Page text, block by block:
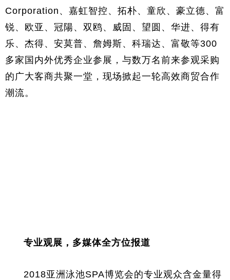
Corporation、嘉虹智控、拓朴、童欣、豪立德、富
锐、欧亚、冠陽、双鸥、威固、望圆、华进、得有
乐、杰得、安莫普、詹姆斯、科瑞达、富敬等300
多家国内外优秀企业参展，与数万名前来参观采购
的广大客商共聚一堂，现场掀起一轮高效商贸合作
潮流。
专业观展，多媒体全方位报道
2018亚洲泳池SPA博览会的专业观众含金量得